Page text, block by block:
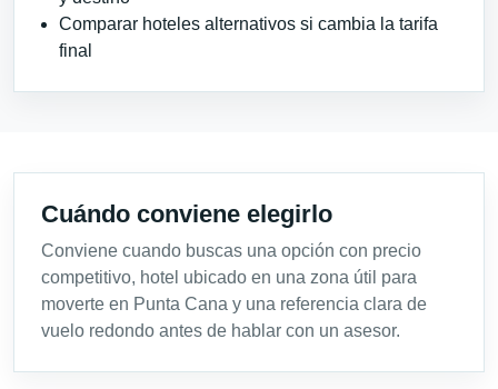
Comparar hoteles alternativos si cambia la tarifa
final
Cuándo conviene elegirlo
Conviene cuando buscas una opción con precio
competitivo, hotel ubicado en una zona útil para
moverte en Punta Cana y una referencia clara de
vuelo redondo antes de hablar con un asesor.